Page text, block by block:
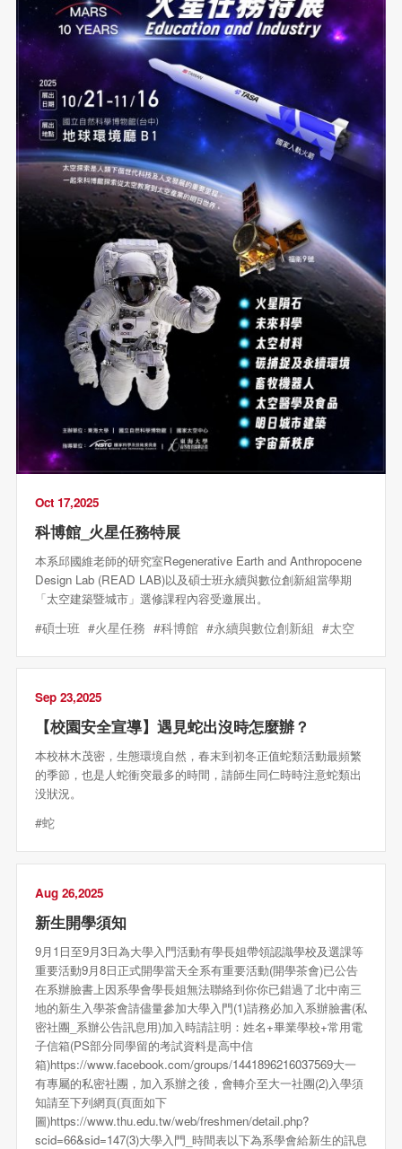
Oct 17,2025
科博館_火星任務特展
本系邱國維老師的研究室Regenerative Earth and Anthropocene
Design Lab (READ LAB)以及碩士班永續與數位創新組當學期
「太空建築暨城市」選修課程內容受邀展出。
#碩士班 #火星任務 #科博館 #永續與數位創新組 #太空
Sep 23,2025
【校園安全宣導】遇見蛇出沒時怎麼辦？
本校林木茂密，生態環境自然，春末到初冬正值蛇類活動最頻繁
的季節，也是人蛇衝突最多的時間，請師生同仁時時注意蛇類出
没狀況。
#蛇
Aug 26,2025
新生開學須知
9月1日至9月3日為大學入門活動有學長姐帶領認識學校及選課等
重要活動9月8日正式開學當天全系有重要活動(開學茶會)已公告
在系辦臉書上因系學會學長姐無法聯絡到你你已錯過了北中南三
地的新生入學茶會請儘量參加大學入門(1)請務必加入系辦臉書(私
密社團_系辦公告訊息用)加入時請註明：姓名+畢業學校+常用電
子信箱(PS部分同學留的考試資料是高中信
箱)https://www.facebook.com/groups/1441896216037569大一
有專屬的私密社團，加入系辦之後，會轉介至大一社團(2)入學須
知請至下列網頁(頁面如下
圖)https://www.thu.edu.tw/web/freshmen/detail.php?
scid=66&sid=147(3)大學入門_時間表以下為系學會給新生的訊息